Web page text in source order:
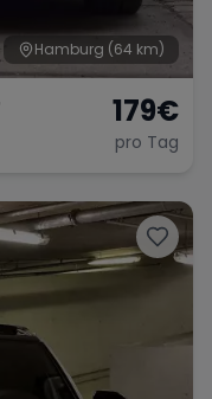
Hamburg (64 km)
179€
pro Tag